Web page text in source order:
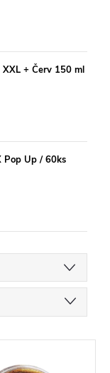
+ Červ 150 ml
Pop Up / 60ks